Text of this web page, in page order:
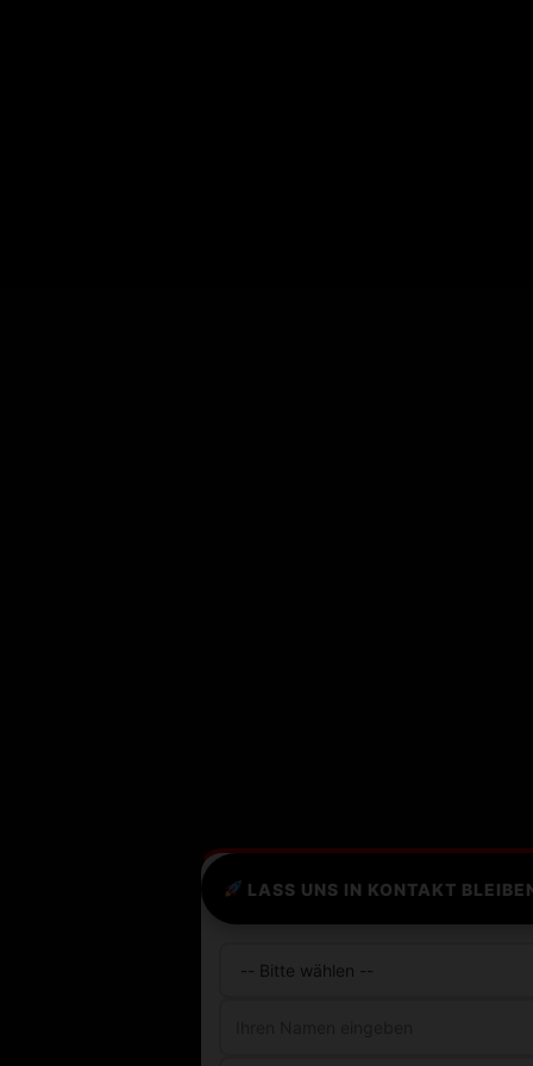
LASS UNS IN KONTAKT